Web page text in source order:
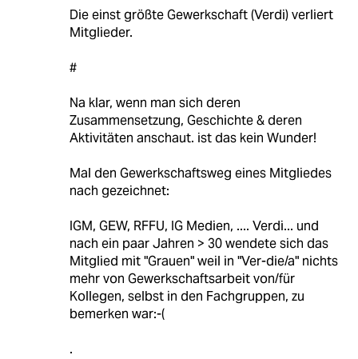
Die einst größte Gewerkschaft (Verdi) verliert
Mitglieder.
#
Na klar, wenn man sich deren
Zusammensetzung, Geschichte & deren
Aktivitäten anschaut. ist das kein Wunder!
Mal den Gewerkschaftsweg eines Mitgliedes
nach gezeichnet:
IGM, GEW, RFFU, IG Medien, .... Verdi... und
nach ein paar Jahren > 30 wendete sich das
Mitglied mit "Grauen" weil in "Ver-die/a" nichts
mehr von Gewerkschaftsarbeit von/für
Kollegen, selbst in den Fachgruppen, zu
bemerken war:-(
.